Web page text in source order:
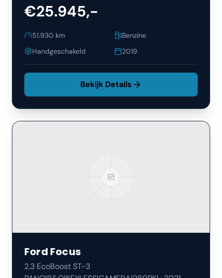
€25.945,-
51.930 km
Benzine
Handgeschakeld
2019
Bekijk Details
Ford Focus
2.3 EcoBoost ST-3